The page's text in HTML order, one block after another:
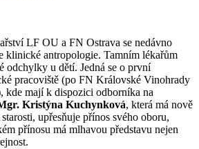
LF OU a FN Ostrava se nedávno
klinické antropologie. Tamním lékařům
odchylky u dětí. Jedná se o první
pracoviště (po FN Královské Vinohrady
kde mají k dispozici odborníka na
Kristýna Kuchynková, která má nově
upřesňuje přínos svého oboru,
přínosu má mlhavou představu nejen